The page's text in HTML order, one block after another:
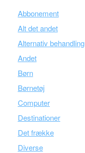
Abbonement
Alt det andet
Alternativ behandling
Andet
Børn
Børnetøj
Computer
Destinationer
Det frække
Diverse